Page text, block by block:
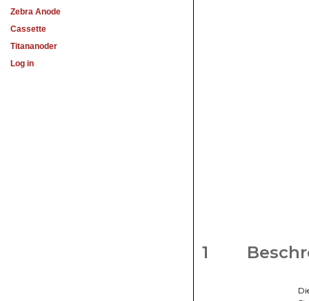
Zebra Anode
Cassette
Titananoder
Log in